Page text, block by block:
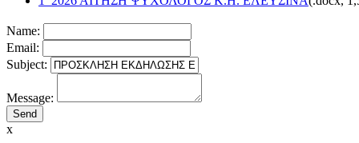
Name:
Email:
Subject:
Message:
x